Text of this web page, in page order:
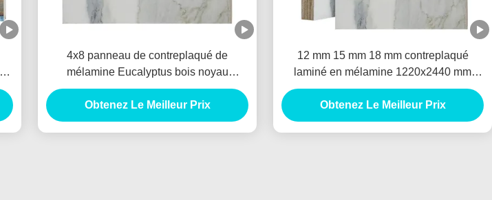
4x8 panneau de contreplaqué de
mélamine Eucalyptus bois noyau
personnalisé pour les meubles feuille de
bois
Obtenez Le Meilleur Prix
12 mm 15 mm 18 mm contreplaqué
laminé en mélamine 1220x2440 mm
contreplaqué noir en mélamine
Obtenez Le Meilleur Prix